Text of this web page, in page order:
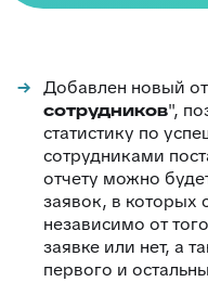
​Добавлен новый
сотрудников",
статистику по
сотрудниками
отчету можно
заявок, в которых
независимо от
заявке или нет, а
первого и